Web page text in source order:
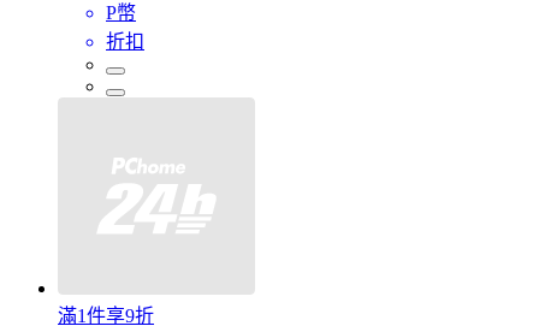
P幣
折扣
滿1件享9折